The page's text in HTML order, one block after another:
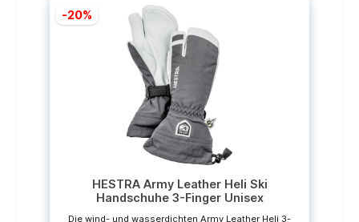
-20%
HESTRA Army Leather Heli Ski
Handschuhe 3-Finger Unisex
Die wind- und wasserdichten Army Leather Heli 3-